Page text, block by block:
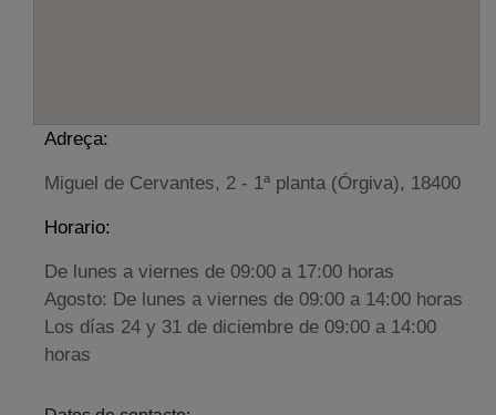
Adreça:
Miguel de Cervantes, 2 - 1ª planta (Órgiva), 18400
Horario:
De lunes a viernes de 09:00 a 17:00 horas
Agosto: De lunes a viernes de 09:00 a 14:00 horas
Los días 24 y 31 de diciembre de 09:00 a 14:00
horas